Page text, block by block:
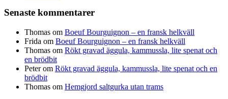
Senaste kommentarer
Thomas om Boeuf Bourguignon – en fransk helkväll
Frida om Boeuf Bourguignon – en fransk helkväll
Thomas om Rökt gravad äggula, kammussla, lite spenat och
en brödbit
Peterom Rökt gravad äggula, kammussla, lite spenat och en
brödbit
Thomas om Hemgjord saltgurka utan trams